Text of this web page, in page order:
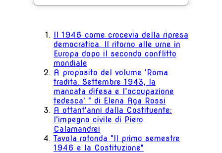
Il 1946 come crocevia della ripresa
democratica. Il ritorno alle urne in
Europa dopo il secondo conflitto
mondiale
A proposito del volume 'Roma
tradita. Settembre 1943, la
mancata difesa e l’occupazione
tedesca' " di Elena Aga Rossi
A ottant'anni dalla Costituente:
l'impegno civile di Piero
Calamandrei
Tavola rotonda "Il primo semestre
1946 e la Costituzione"